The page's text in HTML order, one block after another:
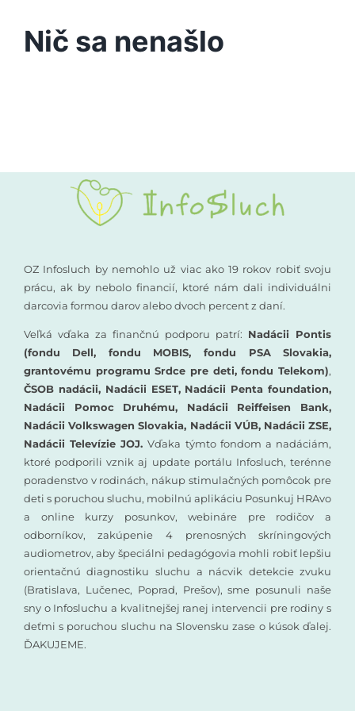
Podporte nás
Vyšetrenia sluchu
Rané poradenstvo
Vzdelávanie
Nič sa nenašlo
OZ Infosluch by nemohlo už viac ako 19 rokov robiť svoju
prácu, ak by nebolo financií, ktoré nám dali individuálni
darcovia formou darov alebo dvoch percent z daní.
Veľká vďaka za finančnú podporu patrí: Nadácii Pontis
(fondu Dell, fondu MOBIS, fondu PSA Slovakia,
grantovému programu Srdce pre deti, fondu Telekom),
ČSOB nadácii, Nadácii ESET, Nadácii Penta foundation,
Nadácii Pomoc Druhému, Nadácii Reiffeisen Bank,
Nadácii Volkswagen Slovakia, Nadácii VÚB, Nadácii ZSE,
Nadácii Televízie JOJ.Vďaka týmto fondom a nadáciám,
ktoré podporili vznik aj update portálu Infosluch, terénne
poradenstvo v rodinách, nákup stimulačných pomôcok pre
deti s poruchou sluchu, mobilnú aplikáciu Posunkuj HRAvo
a online kurzy posunkov, webináre pre rodičov a
odborníkov, zakúpenie 4 prenosných skríningových
audiometrov, aby špeciálni pedagógovia mohli robiť lepšiu
orientačnú diagnostiku sluchu a nácvik detekcie zvuku
(Bratislava, Lučenec, Poprad, Prešov), sme posunuli naše
sny o Infosluchu a kvalitnejšej ranej intervencii pre rodiny s
deťmi s poruchou sluchu na Slovensku zase o kúsok ďalej.
ĎAKUJEME.